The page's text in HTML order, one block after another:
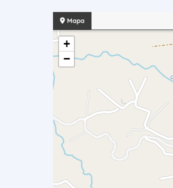
Mapa
+
−